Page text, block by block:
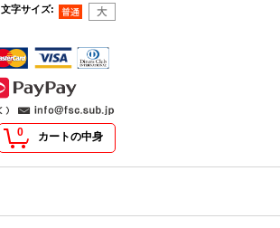
文字サイズ:
0 カートの中身